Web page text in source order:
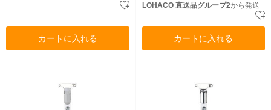
カートに入れる
LOHACO 直送品グループ2から発送
カートに入れる